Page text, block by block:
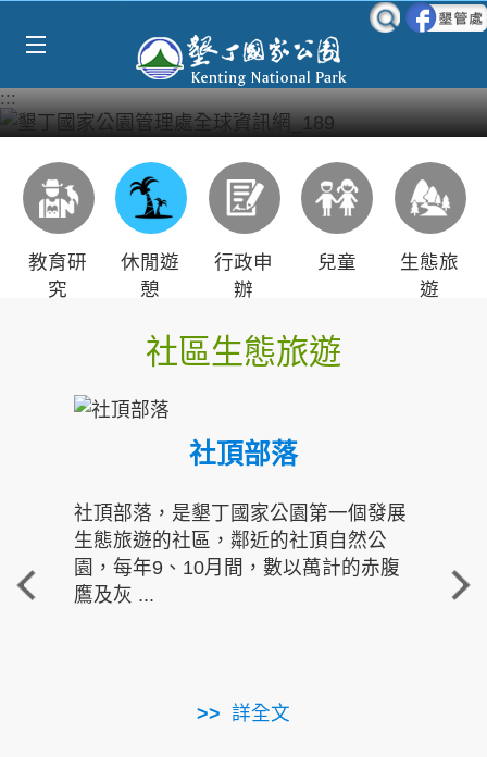
:::
教育研
究
休閒遊
憩
行政申
辦
兒童
生態旅
遊
社區生態旅遊
社頂部落
社頂部落，是墾丁國家公園第一個發展
生態旅遊的社區，鄰近的社頂自然公
園，每年9、10月間，數以萬計的赤腹
鷹及灰 ...
詳全文
重
走進